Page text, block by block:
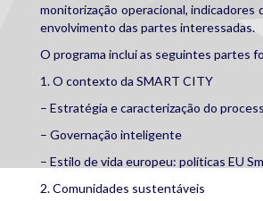
monitorização operacional, indicadores
envolvimento das partes interessadas.
O programa inclui as seguintes partes
1. O contexto da SMART CITY
– Estratégia e caracterização do
– Governação inteligente
– Estilo de vida europeu: políticas EU
2. Comunidades sustentáveis